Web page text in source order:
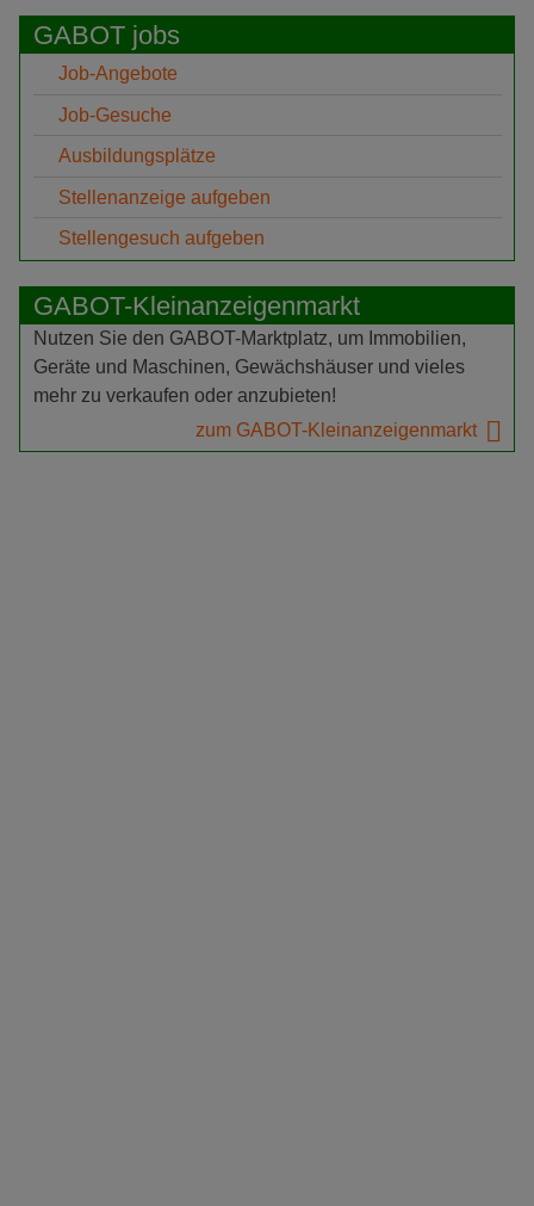
GABOT jobs
Job-Angebote
Job-Gesuche
Ausbildungsplätze
Stellenanzeige aufgeben
Stellengesuch aufgeben
GABOT-Kleinanzeigenmarkt
Nutzen Sie den GABOT-Marktplatz, um Immobilien,
Geräte und Maschinen, Gewächshäuser und vieles
mehr zu verkaufen oder anzubieten!
zum GABOT-Kleinanzeigenmarkt